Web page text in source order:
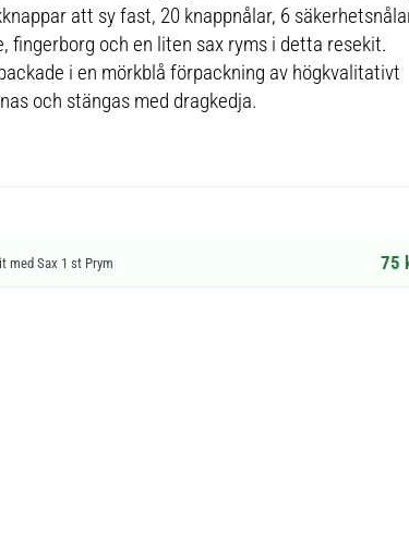
att sy fast, 20 knappnålar, 6
fingerborg och en liten sax ryms i detta resekit.
i en mörkblå förpackning av högkvalitativt
och stängas med dragkedja.
med Sax 1 st Prym 75